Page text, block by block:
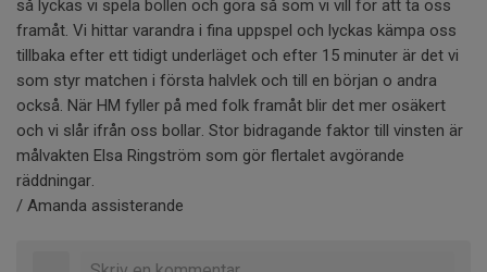
så lyckas vi spela bollen och göra så som vi vill för att ta oss
framåt. Vi hittar varandra i fina uppspel och lyckas kämpa oss
tillbaka efter ett tidigt underläget och efter 15 minuter är det vi
som styr matchen i första halvlek och till en början o andra
också. När HM fyller på med folk framåt blir det mer osäkert
och vi slår ifrån oss bollar. Stor bidragande faktor till vinsten är
målvakten Elsa Ringström som gör flertalet avgörande
räddningar.
/ Amanda assisterande